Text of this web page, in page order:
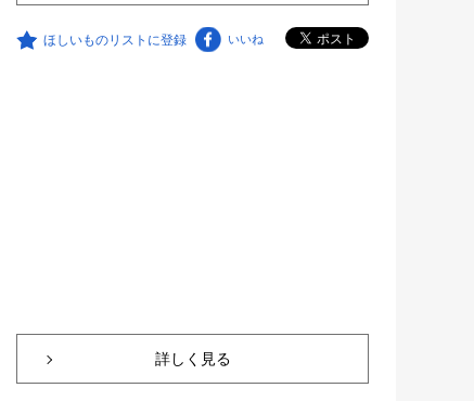
ほしいものリストに登録 いいね
詳しく見る